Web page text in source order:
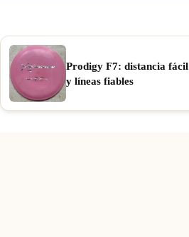
Prodigy F7: distancia fácil
y líneas fiables